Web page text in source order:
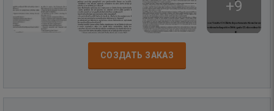
+9
СОЗДАТЬ ЗАКАЗ